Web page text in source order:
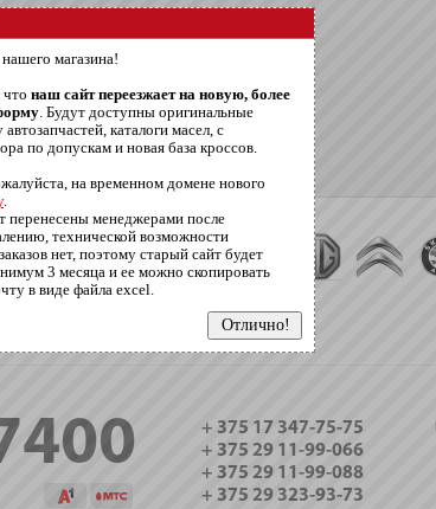
магазина!
наш сайт переезжает на новую, более
. Будут доступны оригинальные
каталоги масел, с
по допускам и новая база кроссов.
на временном домене нового
.
перенесены менеджерами после
технической возможности
нет, поэтому старый сайт будет
3 месяца и ее можно скопировать
в виде файла excel.
+ 375 17 347-75-75
+ 375 29 11-99-066
+ 375 29 11-99-088
+ 375 29 323-93-73